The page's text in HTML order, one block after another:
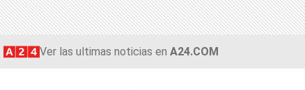
Ver las ultimas noticias en A24.COM